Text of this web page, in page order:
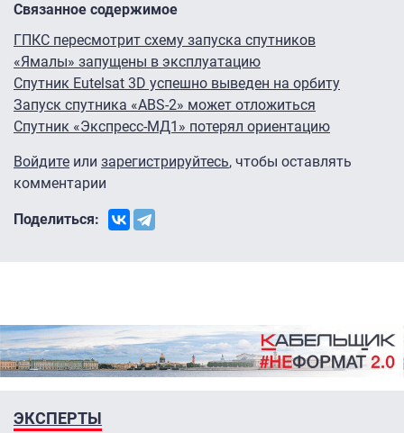
Связанное содержимое
ГПКС пересмотрит схему запуска спутников
«Ямалы» запущены в эксплуатацию
Спутник Eutelsat 3D успешно выведен на орбиту
Запуск спутника «ABS-2» может отложиться
Спутник «Экспресс-МД1» потерял ориентацию
Войдите или зарегистрируйтесь, чтобы оставлять
комментарии
Поделиться:
ЭКСПЕРТЫ